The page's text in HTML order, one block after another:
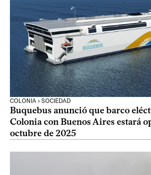
COLONIA › SOCIEDAD
Buquebus anunció que barco
Colonia con Buenos Aires estará
octubre de 2025